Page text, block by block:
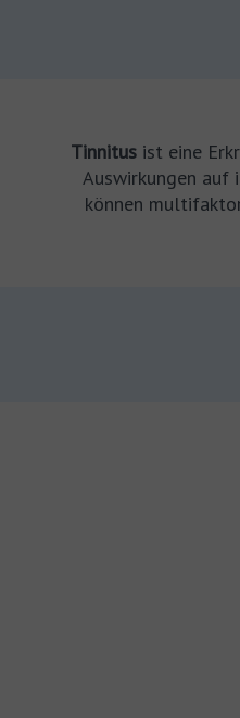
Tinnitusist eine
Auswirkungen auf
können